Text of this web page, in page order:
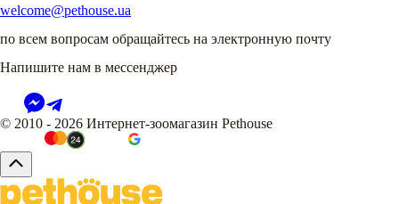
welcome@pethouse.ua
по всем вопросам обращайтесь на электронную почту
Напишите нам в мессенджер
© 2010 - 2026 Интернет-зоомагазин Pethouse